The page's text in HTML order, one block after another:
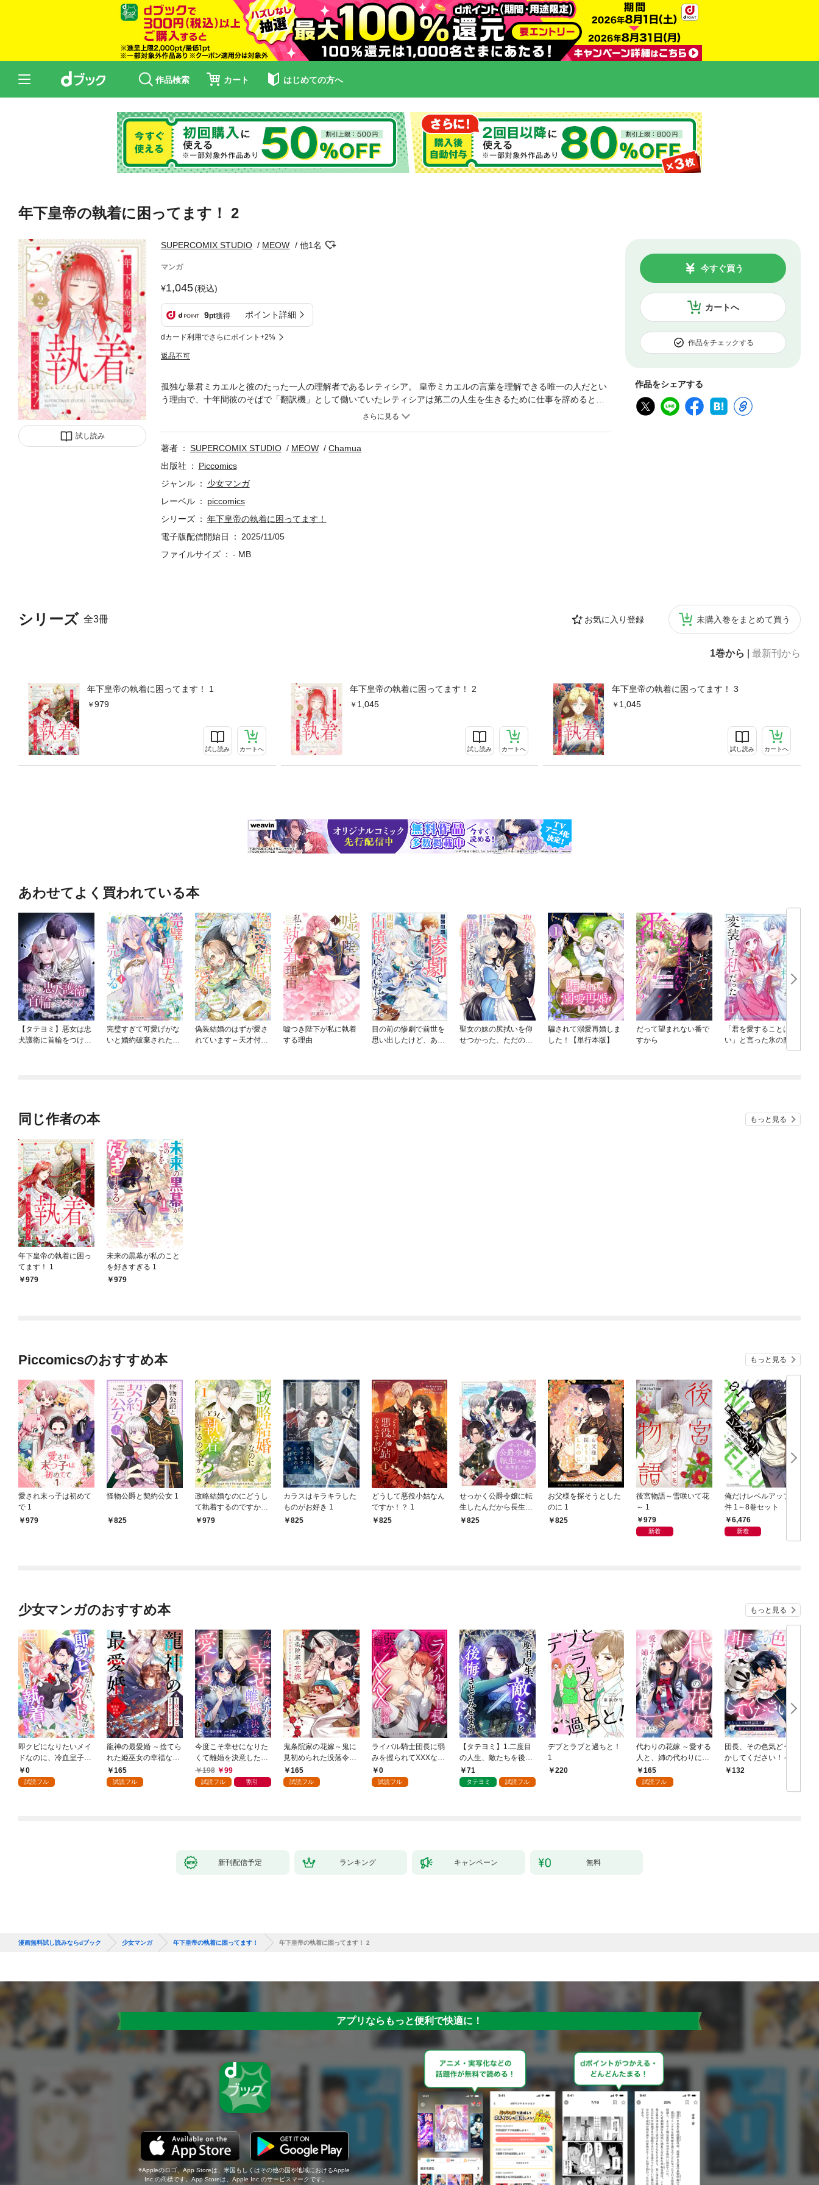
作品検索 カート はじめての方へ
年下皇帝の執着に困ってます！ 2
試し読み
SUPERCOMIX STUDIO MEOW 他1名
マンガ
1,045(税込)
9pt獲得 ポイント詳細
dカード利用でさらにポイント+2%
返品不可
カートへ
今すぐ買う
作品をチェックする
作品をシェアする
シリーズ 全3冊 お気に入り登録 未購入巻をまとめて買う
1巻から 最新刊から
年下皇帝の執着に困ってます！ 1
979
試し読み カートへ
年下皇帝の執着に困ってます！ 2
1,045
試し読み カートへ
年下皇帝の執着に困ってます！ 3
1,045
試し読み カートへ
孤独な暴君ミカエルと彼のたった一人の理解者であるレティシア。 皇帝ミカエルの言葉を理解できる唯一の人だとい
う理由で、十年間彼のそばで「翻訳機」として働いていたレティシアは第二の人生を生きるために仕事を辞めると宣
言するが、ミカエルの口から想定外の言葉が……！ 果たしてレティシアは暴君の執着から逃れられるのか…!?
著者 SUPERCOMIX STUDIO MEOW
Chamua
出版社
Piccomics
ジャンル
少女マンガ
レーベル
piccomics
シリーズ
年下皇帝の執着に困ってます！
電子版配信開始日
2025/11/05
ファイルサイズ
- MB
あわせてよく買われている本
【タテヨミ】悪女は忠
犬護衛に首輪をつけら
完璧すぎて可愛げがな
いと婚約破棄された聖
偽装結婚のはずが愛さ
れています～天才付与
嘘つき陛下が私に執着
する理由
目の前の惨劇で前世を
思い出したけど、あま
聖女の妹の尻拭いを仰
せつかった、ただの侍
騙されて溺愛再婚しま
した！【単行本版】
だって望まれない番で
すから
「君を愛することはな
い」と言った氷の魔術
師様の片思い相手が、
同じ作者の本 もっと見る
年下皇帝の執着に困っ
てます！ 1
979
未来の黒幕が私のこと
を好きすぎる 1
979
Piccomicsのおすすめ本 もっと見る
愛され末っ子は初めて
で 1
979
怪物公爵と契約公女 1
825
政略結婚なのにどうし
て執着するのですか？
1 979
カラスはキラキラした
ものがお好き 1
825
どうして悪役小姑なん
ですか！？ 1
825
せっかく公爵令嬢に転
生したんだから長生き
したい 1
825
お父様を探そうとした
のに 1
825
後宮物語～雪咲いて花
～ 1
979
新着
俺だけレベルアップな
件 1～8巻セット
6,476
新着
少女マンガのおすすめ本 もっと見る
即クビになりたいメイ
ドなのに、冷血皇子に
執着されています第1
話
0
試読フル
龍神の最愛婚 ～捨てら
れた姫巫女の幸福な嫁
入り～: 1
165
試読フル
今度こそ幸せになりた
くて離婚を決意したと
ころ、無表情な旦那様
が「愛してる」と言っ
198 99
試読フル 割引
鬼条院家の花嫁～鬼に
見初められた没落令嬢
～１165
試読フル
ライバル騎士団長に弱
みを握られてXXXな勝
負をすることになりま
した第1話
0
試読フル
【タテヨミ】1.二度目
の人生、敵たちを後悔
させてみせます
71
タテヨミ 試読フル
デブとラブと過ちと！
1
220
代わりの花嫁 ～愛する
人と、姉の代わりに結
婚します～ 1
165
試読フル
団長、その色気どうに
かしてください！～魔
力なしのお世話係は魅
132
新刊配信予定 ランキング キャンペーン 無料
漫画無料試し読みならdブック 少女マンガ 年下皇帝の執着に困ってます！ 年下皇帝の執着に困ってます！ 2
アプリならもっと便利で快適に！
Appleのロゴ、App Storeは、米国もしくはその他の国や地域におけるApple
Inc.の商標です。App Storeは、Apple Inc.のサービスマークです。